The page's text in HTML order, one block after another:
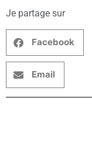
Je partage sur
Facebook
Email